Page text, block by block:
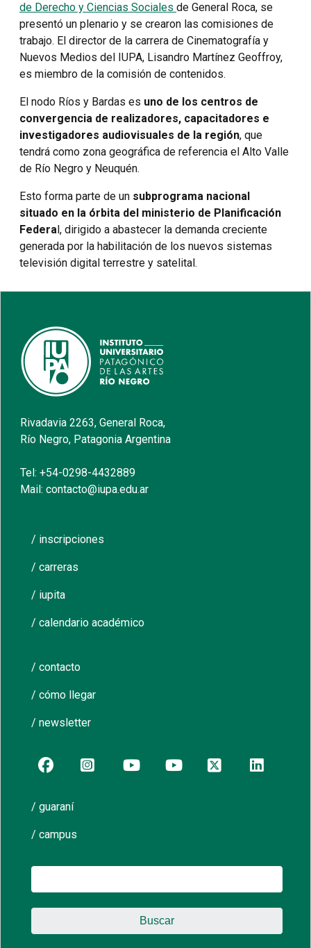
de Derecho y Ciencias Sociales de General Roca, se
presentó un plenario y se crearon las comisiones de
trabajo. El director de la carrera de Cinematografía y
Nuevos Medios del IUPA, Lisandro Martínez Geoffroy,
es miembro de la comisión de contenidos.
El nodo Ríos y Bardas es uno de los centros de
convergencia de realizadores, capacitadores e
investigadores audiovisuales de la región, que
tendrá como zona geográfica de referencia el Alto Valle
de Río Negro y Neuquén.
Esto forma parte de un subprograma nacional
situado en la órbita del ministerio de Planificación
Federal, dirigido a abastecer la demanda creciente
generada por la habilitación de los nuevos sistemas
televisión digital terrestre y satelital.
Rivadavia 2263, General Roca,
Río Negro, Patagonia Argentina
Tel: +54-0298-4432889
Mail: contacto@iupa.edu.ar
/ inscripciones
/ carreras
/ iupita
/ calendario académico
/ contacto
/ cómo llegar
/ newsletter
/ guaraní
/ campus
Buscar: